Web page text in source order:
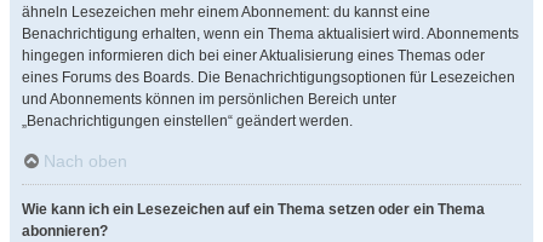
ähneln Lesezeichen mehr einem Abonnement: du kannst eine
Benachrichtigung erhalten, wenn ein Thema aktualisiert wird. Abonnements
hingegen informieren dich bei einer Aktualisierung eines Themas oder
eines Forums des Boards. Die Benachrichtigungsoptionen für Lesezeichen
und Abonnements können im persönlichen Bereich unter
„Benachrichtigungen einstellen“ geändert werden.
Nach oben
Wie kann ich ein Lesezeichen auf ein Thema setzen oder ein Thema
abonnieren?